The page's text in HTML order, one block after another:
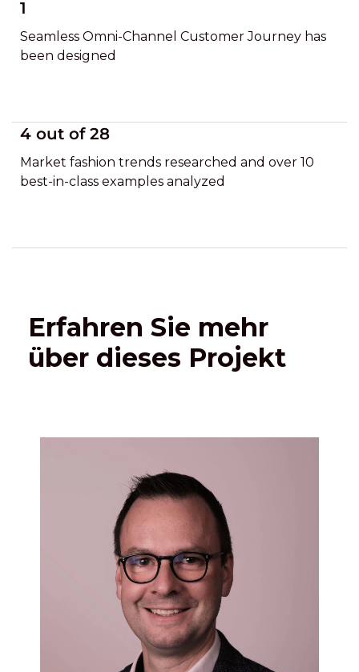
1
Seamless Omni-Channel Customer Journey has
been designed
4 out of 28
Market fashion trends researched and over 10
best-in-class examples analyzed
Erfahren Sie mehr
über dieses Projekt